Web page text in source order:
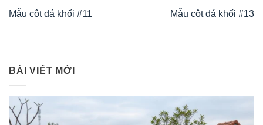
Mẫu cột đá khối #11 Mẫu cột đá khối #13
BÀI VIẾT MỚI